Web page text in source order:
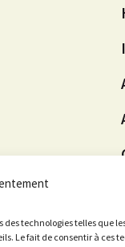
technologies telles que
Le fait de consentir à ces